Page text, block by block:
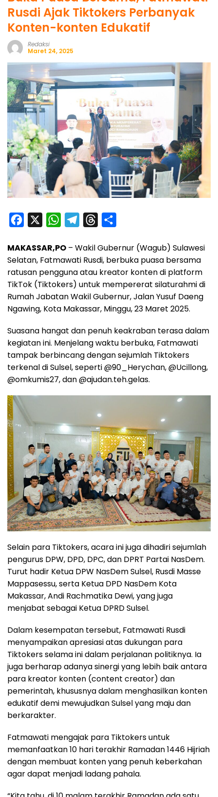
Rusdi Ajak Tiktokers Perbanyak
Konten-konten Edukatif
Redaksi
Maret 24, 2025
c
e
b
o
o
W
a
t
s
A
p
l
e
g
r
a
r
e
a
d
s
a
r
e
MAKASSAR,PO – Wakil Gubernur (Wagub) Sulawesi
Selatan, Fatmawati Rusdi, berbuka puasa bersama
ratusan pengguna atau kreator konten di platform
TikTok (Tiktokers) untuk mempererat silaturahmi di
Rumah Jabatan Wakil Gubernur, Jalan Yusuf Daeng
Ngawing, Kota Makassar, Minggu, 23 Maret 2025.
Suasana hangat dan penuh keakraban terasa dalam
kegiatan ini. Menjelang waktu berbuka, Fatmawati
tampak berbincang dengan sejumlah Tiktokers
terkenal di Sulsel, seperti @90_Herychan, @Ucillong,
@omkumis27, dan @ajudan.teh.gelas.
Selain para Tiktokers, acara ini juga dihadiri sejumlah
pengurus DPW, DPD, DPC, dan DPRT Partai NasDem.
Turut hadir Ketua DPW NasDem Sulsel, Rusdi Masse
Mappasessu, serta Ketua DPD NasDem Kota
Makassar, Andi Rachmatika Dewi, yang juga
menjabat sebagai Ketua DPRD Sulsel.
Dalam kesempatan tersebut, Fatmawati Rusdi
menyampaikan apresiasi atas dukungan para
Tiktokers selama ini dalam perjalanan politiknya. Ia
juga berharap adanya sinergi yang lebih baik antara
para kreator konten (content creator) dan
pemerintah, khususnya dalam menghasilkan konten
edukatif demi mewujudkan Sulsel yang maju dan
berkarakter.
Fatmawati mengajak para Tiktokers untuk
memanfaatkan 10 hari terakhir Ramadan 1446 Hijriah
dengan membuat konten yang penuh keberkahan
agar dapat menjadi ladang pahala.